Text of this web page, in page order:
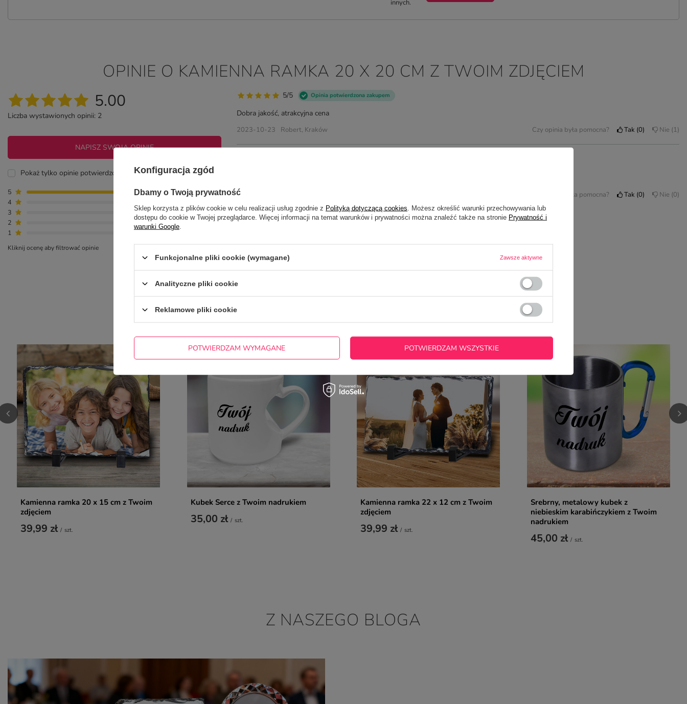
innych.
OPINIE O KAMIENNA RAMKA 20 X 20 CM Z TWOIM ZDJĘCIEM
5.00
Liczba wystawionych opinii: 2
NAPISZ SWOJĄ OPINIĘ
Pokaż tylko opinie potwierdzone zakupem
5
2
4
3
0
2
0
1
Kliknij ocenę aby filtrować opinie
5/5 Opinia potwierdzona zakupem
Dobra jakość, atrakcyjna cena
2023-10-23 Robert, Kraków Czy opinia była pomocna? Tak 0 Nie 1
2023-03-21 Czy opinia była pomocna? Tak 0 Nie 0
NAJCZĘŚCIEJ KUPOWANE Z TYM TOWAREM
Kamienna ramka 20 x 15 cm z Twoim
zdjęciem
39,99 zł / szt.
Kubek Serce z Twoim nadrukiem
35,00 zł / szt.
Kamienna ramka 22 x 12 cm z Twoim
zdjęciem
39,99 zł / szt.
Srebrny, metalowy kubek z
niebieskim karabińczykiem z Twoim
nadrukiem
45,00 zł / szt.
Z NASZEGO BLOGA
Konfiguracja zgód
Dbamy o Twoją prywatność
Sklep korzysta z plików cookie w celu realizacji usług zgodnie z Polityką dotyczącą cookies . Możesz określić warunki przechowywania lub
dostępu do cookie w Twojej przeglądarce. Więcej informacji na temat warunków i prywatności można znaleźć także na stronie Prywatność i
warunki Google
Funkcjonalne pliki cookie (wymagane) Zawsze aktywne
Analityczne pliki cookie
Reklamowe pliki cookie
POTWIERDZAM WYMAGANE POTWIERDZAM WSZYSTKIE